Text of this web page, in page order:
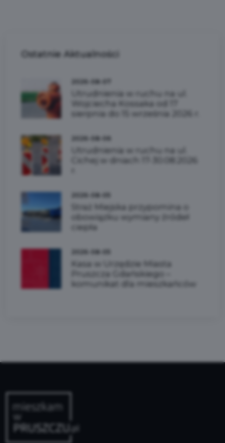
Ostatnie Aktualności
Utrudnienia w ruchu na ul.
Wojciecha Kossaka od 17
sierpnia do 15 września 2026 r.
Utrudnienia w ruchu na ul.
Cichej w dniach 17-30.08.2026
Straż Miejska przypomina o
obowiązku wymiany źródeł
ciepła
Kasa w Urzędzie Miasta
Pruszcza Gdańskiego –
komunikat dla mieszkańców